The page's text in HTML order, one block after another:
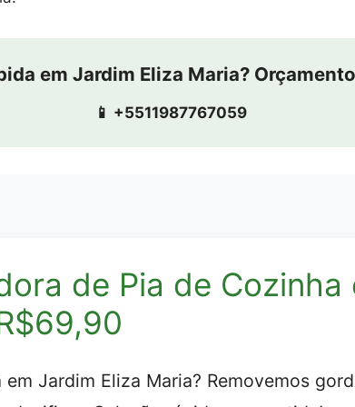
em Jardim Eliza Maria?
📱 +5511987767059
de Pia de Cozinha
Jardim Eliza Maria? Removemos